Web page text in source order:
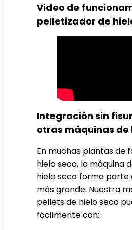
Video de
pelletizador de
Integración sin
otras máquinas de
En muchas plantas de
hielo seco, la máquina
hielo seco forma parte
más grande. Nuestra
pellets de hielo seco
fácilmente con: